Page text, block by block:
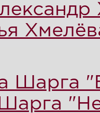
Шарга